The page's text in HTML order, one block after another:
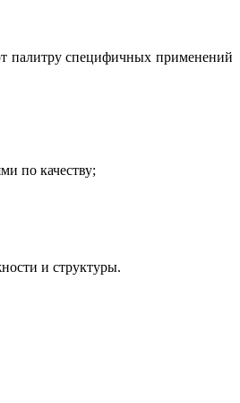
палитру специфичных применений
по качеству;
и структуры.